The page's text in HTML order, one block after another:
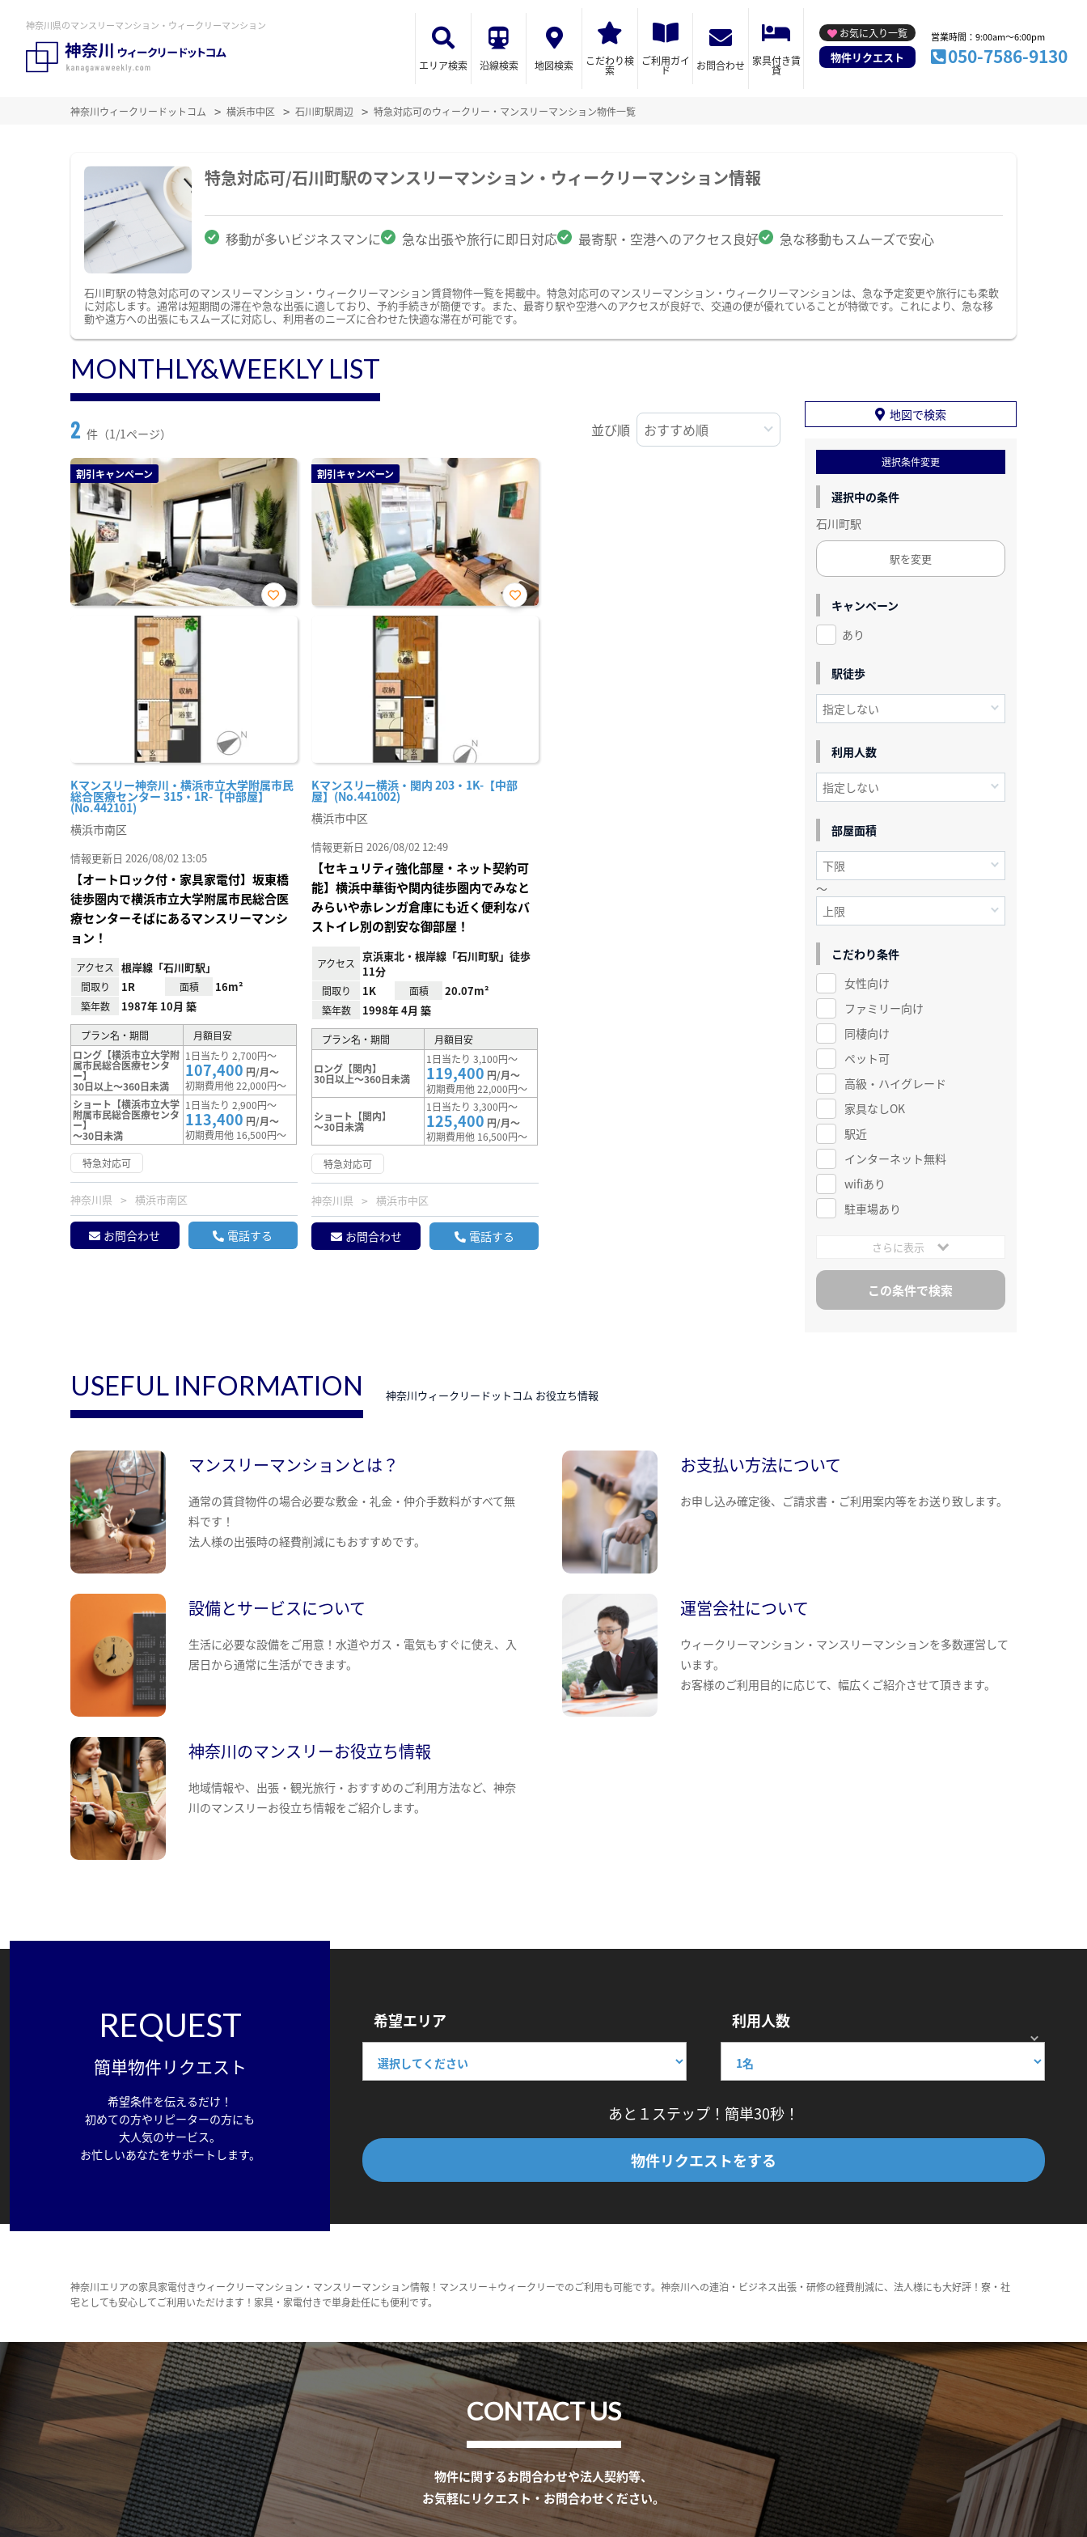
神奈川県のマンスリーマンション・ウィークリーマンション
エリア検索 沿線検索 地図検索 こだわり検
索
ご利用ガイ
ド お問合わせ 家具付き賃
貸
お気に入り一覧
物件リクエスト
営業時間：9:00am～6:00pm
050-7586-9130
神奈川ウィークリードットコム 横浜市中区 石川町駅周辺 特急対応可のウィークリー・マンスリーマンション物件一覧
特急対応可/石川町駅のマンスリーマンション・ウィークリーマンション情報
移動が多いビジネスマンに 急な出張や旅行に即日対応 最寄駅・空港へのアクセス良好 急な移動もスムーズで安心
石川町駅の特急対応可のマンスリーマンション・ウィークリーマンション賃貸物件一覧を掲載中。特急対応可のマンスリーマンション・ウィークリーマンションは、急な予定変更や旅行にも柔軟
に対応します。通常は短期間の滞在や急な出張に適しており、予約手続きが簡便です。また、最寄り駅や空港へのアクセスが良好で、交通の便が優れていることが特徴です。これにより、急な移
動や遠方への出張にもスムーズに対応し、利用者のニーズに合わせた快適な滞在が可能です。
MONTHLY&WEEKLY LIST
2 件（1/1ページ） 並び順
割引キャンペーン
Kマンスリー神奈川・横浜市立大学附属市民
総合医療センター 315・1R-【中部屋】
(No.442101)
お気
横浜市南区
情報更新日 2026/08/02 13:05
【オートロック付・家具家電付】坂東橋
徒歩圏内で横浜市立大学附属市民総合医
療センターそばにあるマンスリーマンシ
ョン！
アクセス 根岸線「石川町駅」
間取り 1R 面積 16m²
築年数 1987年 10月 築
プラン名・期間
月額目安
ロング【横浜市立大学附
属市民総合医療センタ
ー】
30日以上～360日未満
1日当たり 2,700円～
107,400 円/月～
初期費用他 22,000円～
ショート【横浜市立大学
附属市民総合医療センタ
ー】
～30日未満
1日当たり 2,900円～
113,400 円/月～
初期費用他 16,500円～
特急対応可
神奈川県 横浜市南区
お問合わせ 電話する
割引キャンペーン
Kマンスリー横浜・関内 203・1K-【中部
屋】(No.441002)
お気
横浜市中区
情報更新日 2026/08/02 12:49
【セキュリティ強化部屋・ネット契約可
能】横浜中華街や関内徒歩圏内でみなと
みらいや赤レンガ倉庫にも近く便利なバ
ストイレ別の割安な御部屋！
アクセス
京浜東北・根岸線「石川町駅」徒歩
11分
間取り 1K 面積 20.07m²
築年数 1998年 4月 築
プラン名・期間 月額目安
ロング【関内】
30日以上～360日未満
1日当たり 3,100円～
119,400 円/月～
初期費用他 22,000円～
ショート【関内】
～30日未満
1日当たり 3,300円～
125,400 円/月～
初期費用他 16,500円～
特急対応可
神奈川県 横浜市中区
お問合わせ 電話する
地図で検索
選択条件変更
選択中の条件
石川町駅
駅を変更
キャンペーン
あり
駅徒歩
利用人数
部屋面積
～
こだわり条件
女性向け
ファミリー向け
同棲向け
ペット可
高級・ハイグレード
家具なしOK
駅近
インターネット無料
wifiあり
駐車場あり
さらに表示
USEFUL INFORMATION 神奈川ウィークリードットコム お役立ち情報
マンスリーマンションとは？
通常の賃貸物件の場合必要な敷金・礼金・仲介手数料がすべて無
料です！
法人様の出張時の経費削減にもおすすめです。
お支払い方法について
お申し込み確定後、ご請求書・ご利用案内等をお送り致します。
設備とサービスについて
生活に必要な設備をご用意！水道やガス・電気もすぐに使え、入
居日から通常に生活ができます。
運営会社について
ウィークリーマンション・マンスリーマンションを多数運営して
います。
お客様のご利用目的に応じて、幅広くご紹介させて頂きます。
神奈川のマンスリーお役立ち情報
地域情報や、出張・観光旅行・おすすめのご利用方法など、神奈
川のマンスリーお役立ち情報をご紹介します。
REQUEST
簡単物件リクエスト
希望条件を伝えるだけ！
初めての方やリピーターの方にも
大人気のサービス。
お忙しいあなたをサポートします。
希望エリア 利用人数
あと１ステップ！簡単30秒！
物件リクエストをする
神奈川エリアの家具家電付きウィークリーマンション・マンスリーマンション情報！マンスリー＋ウィークリーでのご利用も可能です。神奈川への連泊・ビジネス出張・研修の経費削減に、法人様にも大好評！寮・社
宅としても安心してご利用いただけます！家具・家電付きで単身赴任にも便利です。
CONTACT US
物件に関するお問合わせや法人契約等、
お気軽にリクエスト・お問合わせください。